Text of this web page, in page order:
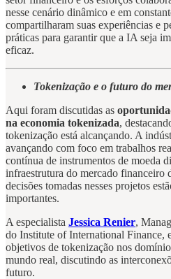
nesse cenário dinâmico e em
compartilharam suas experiências e
práticas para garantir que a IA seja
eficaz.
Tokenização e o futuro do
Aqui foram discutidas as
na economia tokenizada,
tokenização está alcançando. A
avançando com foco em trabalhos
contínua de instrumentos de moeda
infraestrutura do mercado financeiro
decisões tomadas nesses projetos
importantes.
A especialista Jessica Renier,
do Institute of International Finance,
objetivos de tokenização nos
mundo real, discutindo as
futuro.